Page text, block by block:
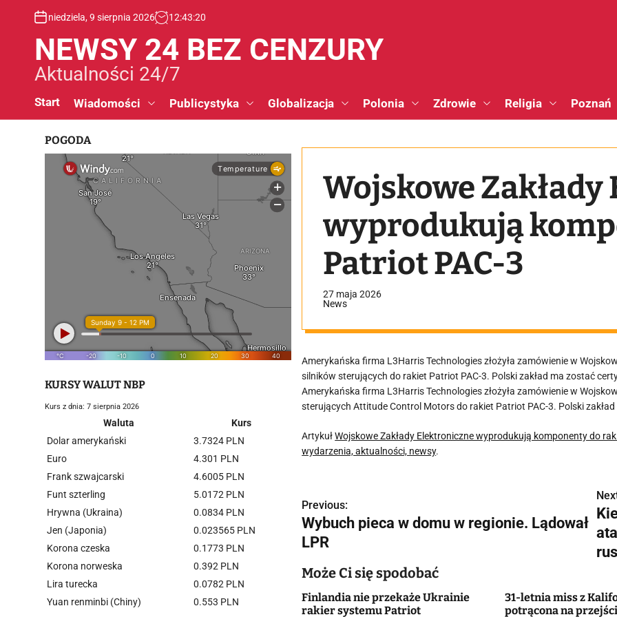
niedziela, 9 sierpnia 2026 12:43:21
NEWSY 24 BEZ CENZURY
Aktualności 24/7
Start Wiadomości Publicystyka Globalizacja Polonia Zdrowie Religia Poznań
Wojskowe
wyprodukują
Patriot PAC-3
27 maja 2026
News
Amerykańska firma L3Harris Technologies złożyła zamówienie w
silników sterujących do rakiet Patriot PAC-3. Polski zakład ma zostać
Amerykańska firma L3Harris Technologies złożyła zamówienie w
sterujących Attitude Control Motors do rakiet Patriot PAC-3. Polski
ArtykułWojskowe Zakłady Elektroniczne wyprodukują komponenty do
wydarzenia, aktualności, newsy.
N
a
w
i
g
Previous:
Wybuch pieca w domu w regionie. Lądował
LPR
Może Ci się spodobać
Finlandia nie przekaże Ukrainie
rakier systemu Patriot
31-letnia miss z
potrącona na
POGODA
KURSY WALUT NBP
Kurs z dnia: 7 sierpnia 2026
Waluta
Kurs
Dolar amerykański
3.7324 PLN
Euro
4.301 PLN
Frank szwajcarski
4.6005 PLN
Funt szterling
5.0172 PLN
Hrywna (Ukraina)
0.0834 PLN
Jen (Japonia)
0.023565 PLN
Korona czeska
0.1773 PLN
Korona norweska
0.392 PLN
Lira turecka
0.0782 PLN
Yuan renminbi (Chiny)
0.553 PLN